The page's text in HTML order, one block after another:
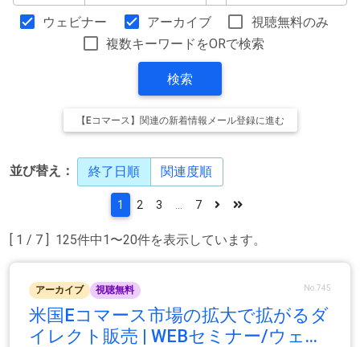
ウェビナー アーカイブ
視聴無料のみ
複数キーワードをORで検索
検索
【Eコマース】関連の新着情報メール登録に進む
並び替え： 終了日順 関連度順
[ 1 / 7 ] 125件中1〜20件を表示しています。
1 2 3 7
アーカイブ 視聴無料 No.745
米国Eコマース市場の拡大で拡がるダ
イレクト販売 | WEBセミナー/ウェ...